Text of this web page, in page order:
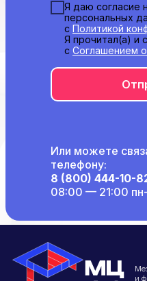
Я даю согласие
персональных
с Политикой
Я прочитал(а) и
с Соглашением
Или можете
телефону:
8 (800) 444-10-
08:00 — 21:00